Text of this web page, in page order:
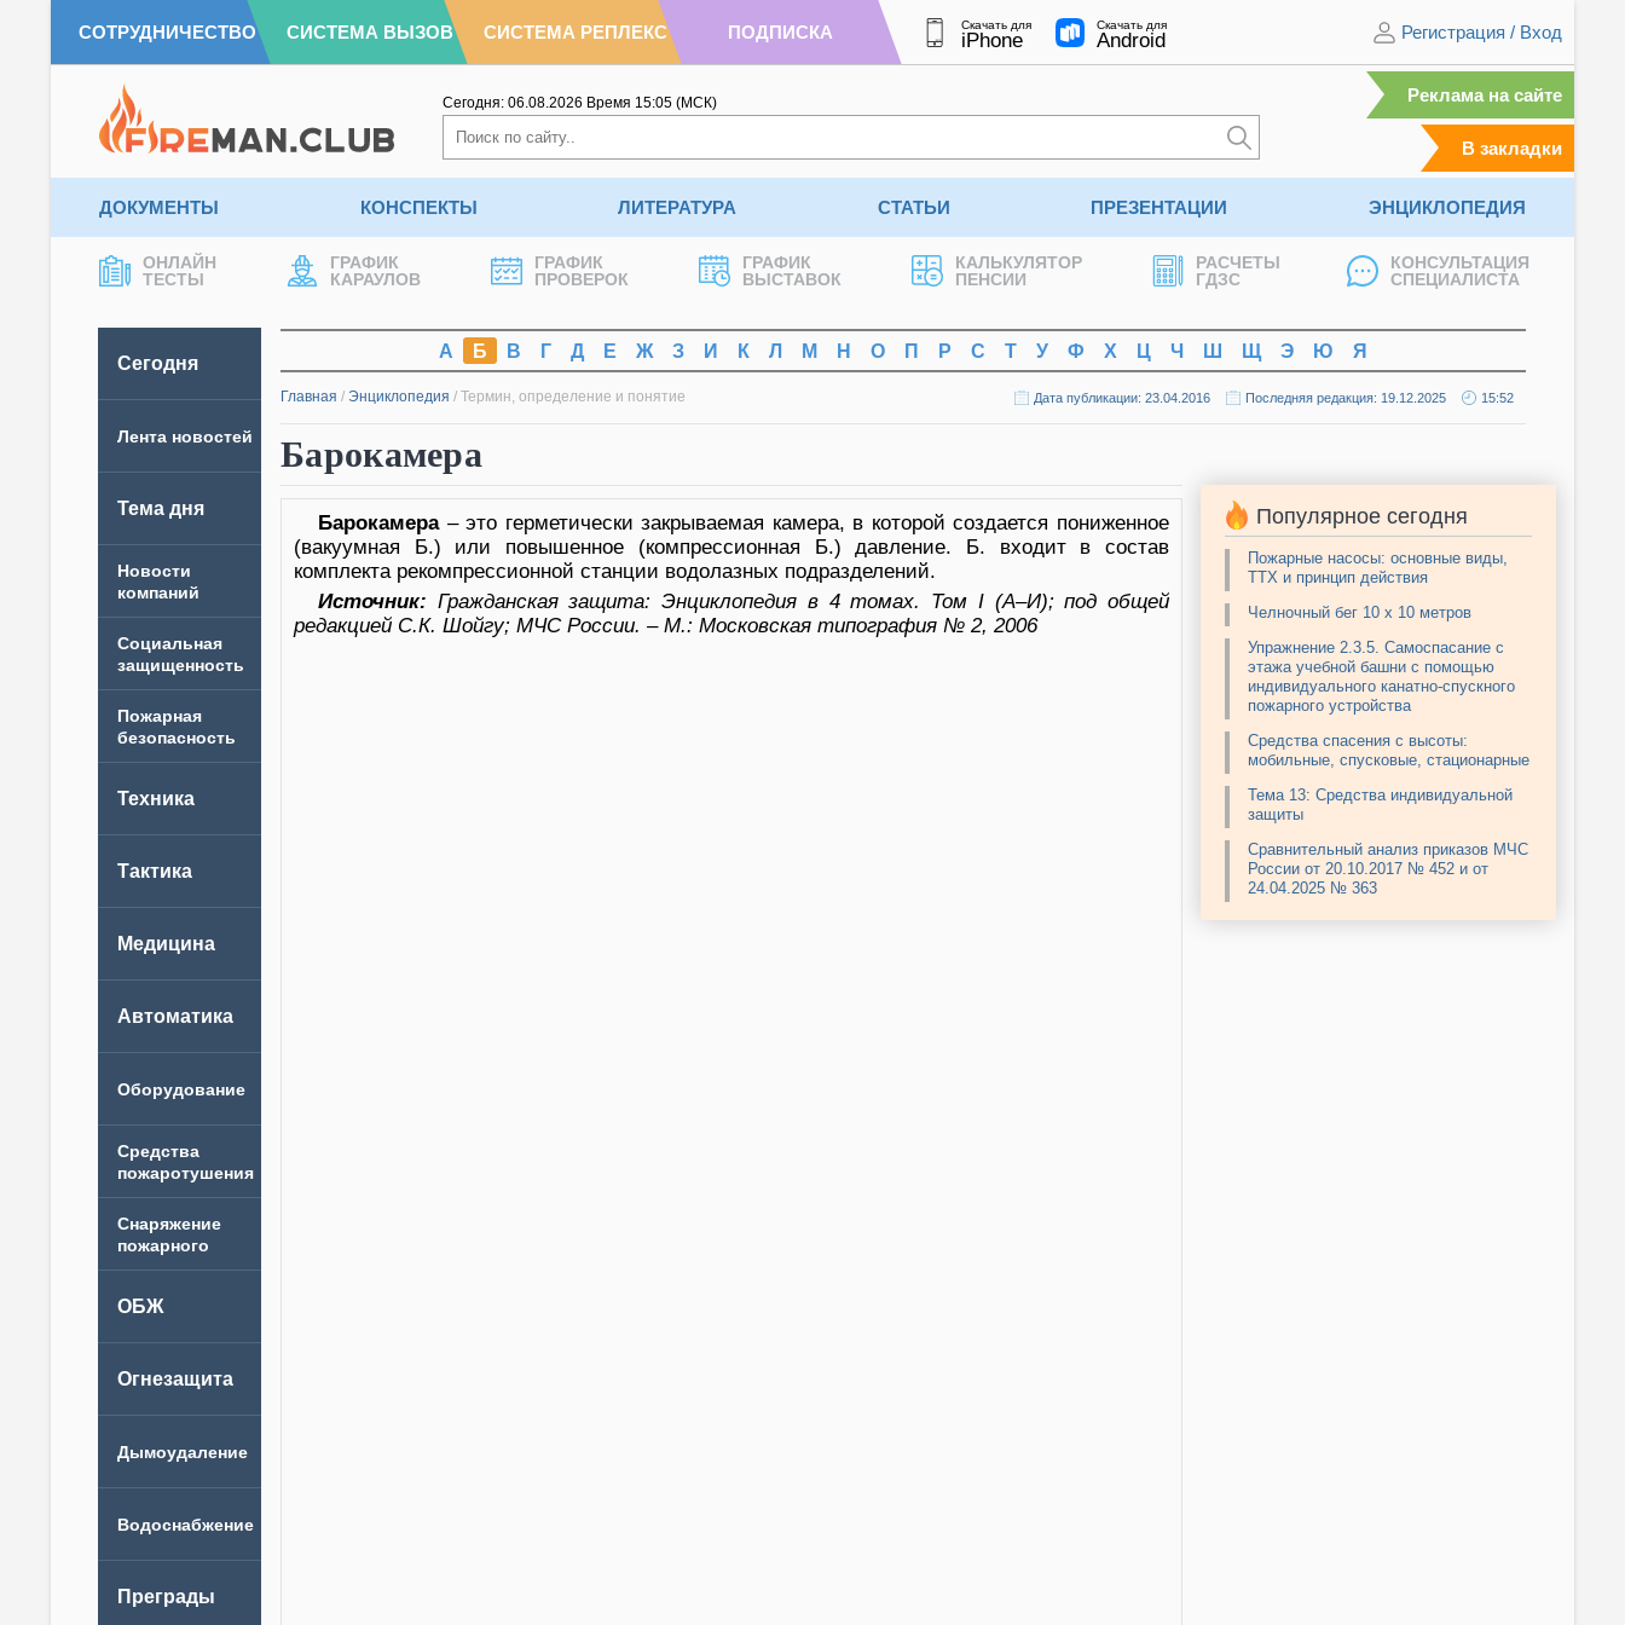
СОТРУДНИЧЕСТВО СИСТЕМА ВЫЗОВ СИСТЕМА РЕПЛЕКС ПОДПИСКА Скачать для
iPhone
Скачать для
Android Регистрация / Вход
Сегодня: 06.08.2026 Время 15:05 (МСК) Реклама на сайте
В закладки
ДОКУМЕНТЫ КОНСПЕКТЫ ЛИТЕРАТУРА СТАТЬИ ПРЕЗЕНТАЦИИ ЭНЦИКЛОПЕДИЯ
ОНЛАЙН
ТЕСТЫ
ГРАФИК
КАРАУЛОВ
ГРАФИК
ПРОВЕРОК
ГРАФИК
ВЫСТАВОК
КАЛЬКУЛЯТОР
ПЕНСИИ
РАСЧЕТЫ
ГДЗС
КОНСУЛЬТАЦИЯ
СПЕЦИАЛИСТА
Сегодня
Лента новостей
Тема дня
Новости
компаний
А Б В Г Д Е Ж З И К Л М Н О П Р С Т У Ф Х Ц Ч Ш Щ Э Ю Я
Главная / Энциклопедия / Термин, определение и понятие Дата публикации: 23.04.2016 Последняя редакция: 19.12.2025 15:52
Барокамера
Барокамера– это герметически закрываемая камера, в которой создается пониженное
(вакуумная Б.) или повышенное (компрессионная Б.) давление. Б. входит в состав
комплекта рекомпрессионной станции водолазных подразделений.
Источник: Гражданская защита: Энциклопедия в 4 томах. Том I (А–И); под общей
редакцией С.К. Шойгу; МЧС России. – М.: Московская типография № 2, 2006
Популярное сегодня
Пожарные насосы: основные виды,
ТТХ и принцип действия
Челночный бег 10 х 10 метров
Упражнение 2.3.5. Самоспасание с
этажа учебной башни с помощью
индивидуального канатно-спускного
пожарного устройства
Средства спасения с высоты:
мобильные, спусковые, стационарные
Тема 13: Средства индивидуальной
защиты
Сравнительный анализ приказов МЧС
России от 20.10.2017 № 452 и от
24.04.2025 № 363